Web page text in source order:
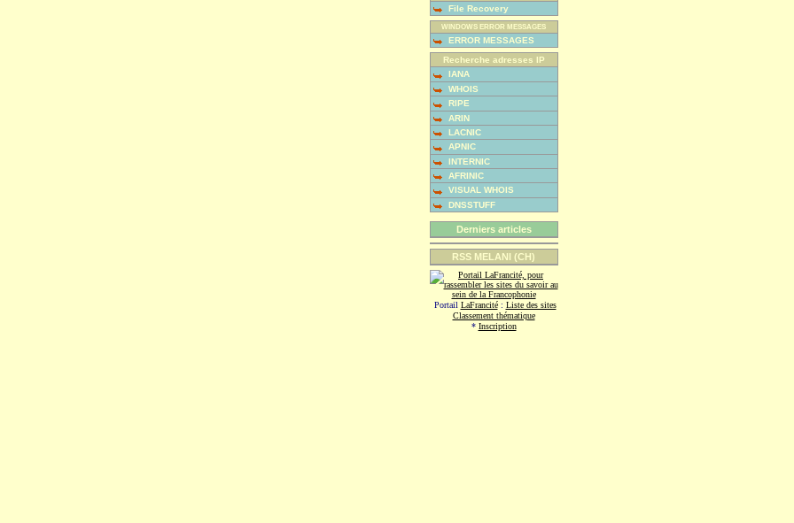
File Recovery
WINDOWS ERROR MESSAGES
ERROR MESSAGES
Recherche adresses IP
IANA
WHOIS
RIPE
ARIN
LACNIC
APNIC
INTERNIC
AFRINIC
VISUAL WHOIS
DNSSTUFF
Derniers articles
RSS MELANI (CH)
Portail LaFrancité: Liste des sites
Classement thématique
* Inscription